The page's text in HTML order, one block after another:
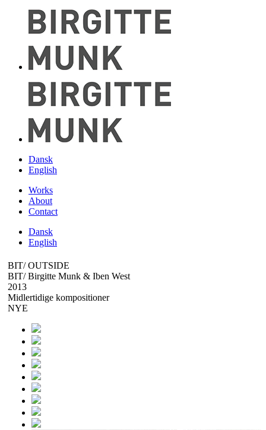
Dansk
English
Works
About
Contact
Dansk
English
BIT/ OUTSIDE
BIT/ Birgitte Munk & Iben West
2013
Midlertidige kompositioner
NYE